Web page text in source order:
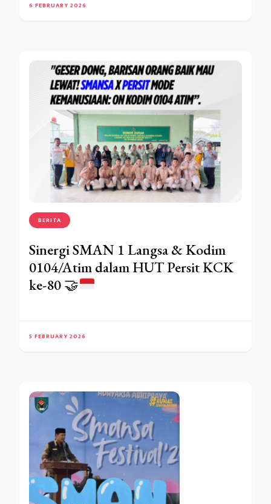
6 FEBRUARY 2026
BERITA
Sinergi SMAN 1 Langsa & Kodim
0104/Atim dalam HUT Persit KCK
ke-80🤝
5 FEBRUARY 2026